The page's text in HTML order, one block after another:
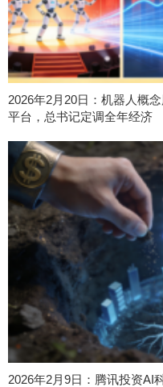
2026年2月20日：机器人概
平台，总书记定调全年经济
2026年2月9日：腾讯投资AI